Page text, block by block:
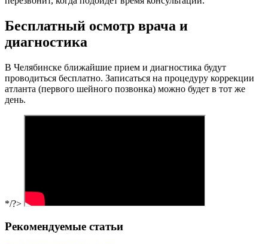
Бесплатный осмотр врача и
диагностика
В Челябинске ближайшие прием и диагностика будут
проводиться бесплатно. Записаться на процедуру коррекции
атланта (первого шейного позвонка) можно будет в тот же
день.
*/?>
Рекомендуемые статьи